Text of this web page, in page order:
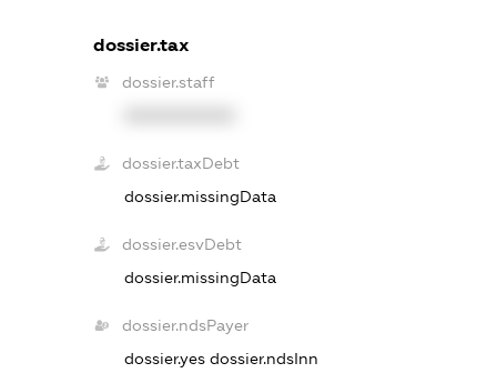
dossier.tax
dossier.staff
dossier.taxDebt
dossier.missingData
dossier.esvDebt
dossier.missingData
dossier.ndsPayer
dossier.yes dossier.ndsInn